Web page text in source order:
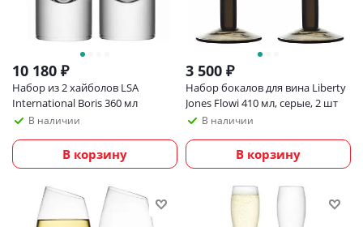
10 180 ₽
Набор из 2 хайболов LSA
International Boris 360 мл
В наличии
В корзину
3 500 ₽
Набор бокалов для вина Liberty
Jones Flowi 410 мл, серые, 2 шт
В наличии
В корзину